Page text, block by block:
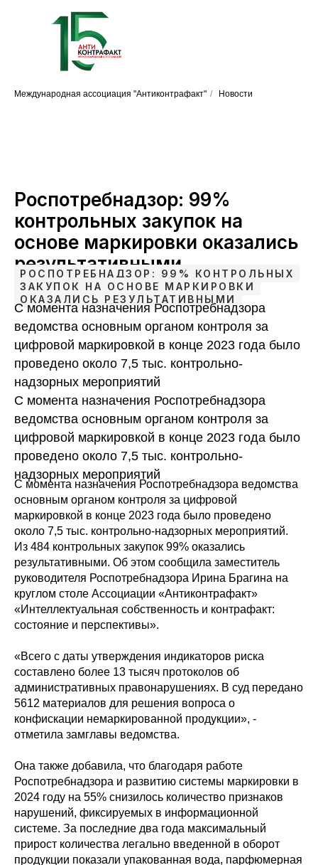
Международная ассоциация "Антиконтрафакт" / Новости
Роспотребнадзор: 99%
контрольных закупок на
основе маркировки оказались
результативными
РОСПОТРЕБНАДЗОР: 99% КОНТРОЛЬНЫХ
ЗАКУПОК НА ОСНОВЕ МАРКИРОВКИ
ОКАЗАЛИСЬ РЕЗУЛЬТАТИВНЫМИ
С момента назначения Роспотребнадзора
ведомства основным органом контроля за
цифровой маркировкой в конце 2023 года было
проведено около 7,5 тыс. контрольно-
надзорных мероприятий
С момента назначения Роспотребнадзора
ведомства основным органом контроля за
цифровой маркировкой в конце 2023 года было
проведено около 7,5 тыс. контрольно-
надзорных мероприятий
С момента назначения Роспотребнадзора ведомства
основным органом контроля за цифровой
маркировкой в конце 2023 года было проведено
около 7,5 тыс. контрольно-надзорных мероприятий.
Из 484 контрольных закупок 99% оказались
результативными. Об этом сообщила заместитель
руководителя Роспотребнадзора Ирина Брагина на
круглом столе Ассоциации «Антиконтрафакт»
«Интеллектуальная собственность и контрафакт:
состояние и перспективы».
«Всего с даты утверждения индикаторов риска
составлено более 13 тысяч протоколов об
административных правонарушениях. В суд передано
5612 материалов для решения вопроса о
конфискации немаркированной продукции», -
отметила замглавы ведомства.
Она также добавила, что благодаря работе
Роспотребнадзора и развитию системы маркировки в
2024 году на 55% снизилось количество признаков
нарушений, фиксируемых в информационной
системе. За последние два года максимальный
прирост количества легально введенной в оборот
продукции показали упакованная вода, парфюмерная